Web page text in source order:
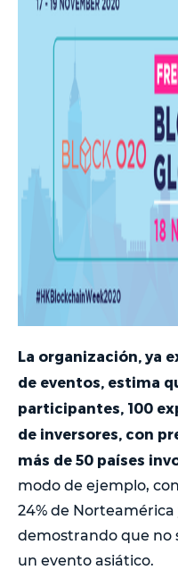
La organización, ya
de eventos, estima
participantes, 100
de inversores, con
más de 50 países
modo de ejemplo,
24% de Norteamérica
demostrando que no
un evento asiático.